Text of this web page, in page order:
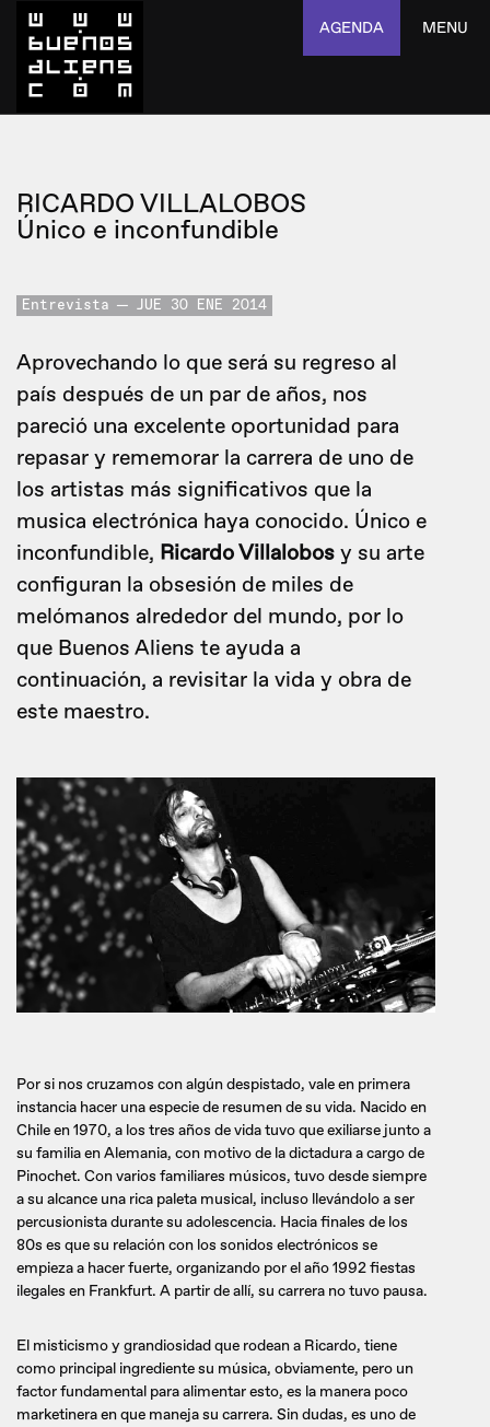
AGENDA MENU
RICARDO VILLALOBOS
Único e inconfundible
Entrevista JUE 30 ENE 2014
Aprovechando lo que será su regreso al
país después de un par de años, nos
pareció una excelente oportunidad para
repasar y rememorar la carrera de uno de
los artistas más significativos que la
musica electrónica haya conocido. Único e
inconfundible, Ricardo Villalobos y su arte
configuran la obsesión de miles de
melómanos alrededor del mundo, por lo
que Buenos Aliens te ayuda a
continuación, a revisitar la vida y obra de
este maestro.
Por si nos cruzamos con algún despistado, vale en primera
instancia hacer una especie de resumen de su vida. Nacido en
Chile en 1970, a los tres años de vida tuvo que exiliarse junto a
su familia en Alemania, con motivo de la dictadura a cargo de
Pinochet. Con varios familiares músicos, tuvo desde siempre
a su alcance una rica paleta musical, incluso llevándolo a ser
percusionista durante su adolescencia. Hacia finales de los
80s es que su relación con los sonidos electrónicos se
empieza a hacer fuerte, organizando por el año 1992 fiestas
ilegales en Frankfurt. A partir de allí, su carrera no tuvo pausa.
El misticismo y grandiosidad que rodean a Ricardo, tiene
como principal ingrediente su música, obviamente, pero un
factor fundamental para alimentar esto, es la manera poco
marketinera en que maneja su carrera. Sin dudas, es uno de